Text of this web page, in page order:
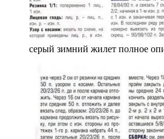
серый зимний жилет полное